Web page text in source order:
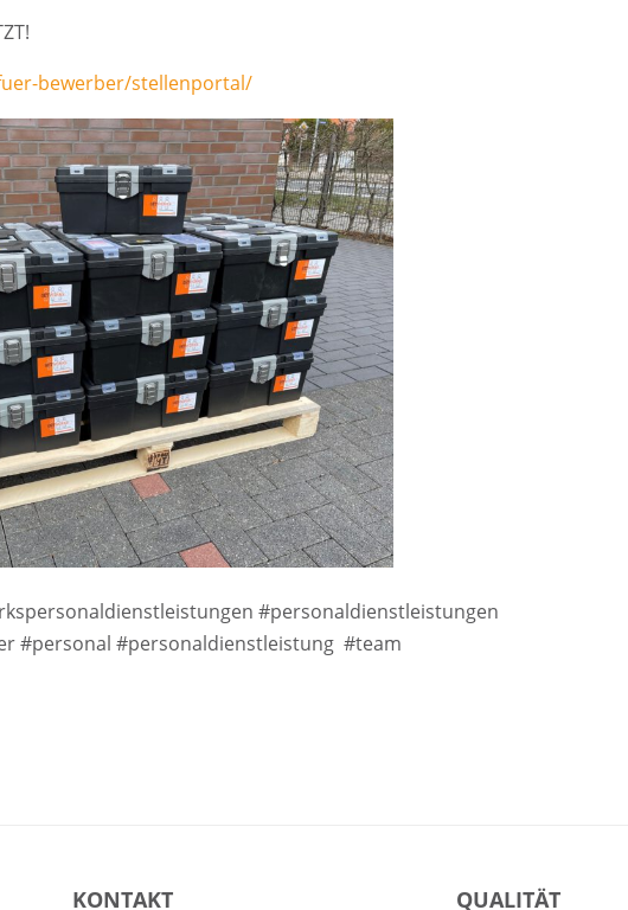
bewerber/stellenportal/
#personaldienstleistungen
#personal #personaldienstleistung #team
KONTAKT QUALITÄT